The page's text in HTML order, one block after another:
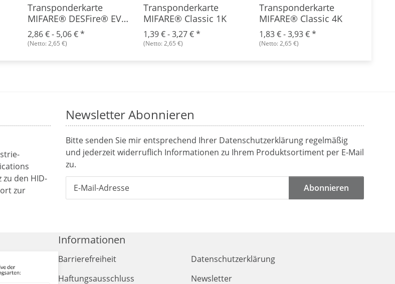
Transponderkarte
MIFARE® DESFire® EV1
8K
2,86 € - 5,06 €*
(Netto: 2,65 €)
Transponderkarte
MIFARE® Classic 1K
1,39 € -3,27 €*
(Netto: 2,65 €)
Transponderkarte
MIFARE® Classic 4K
1,83 € -3,93 €*
(Netto: 2,65 €)
den HID-
zur
Newsletter Abonnieren
Bitte senden Sie mir entsprechend Ihrer Datenschutzerklärung regelmäßig
und jederzeit widerruflich Informationen zu Ihrem Produktsortiment per E-Mail
zu.
Abonnieren
Informationen
Barrierefreiheit
Datenschutzerklärung
Haftungsausschluss
Newsletter